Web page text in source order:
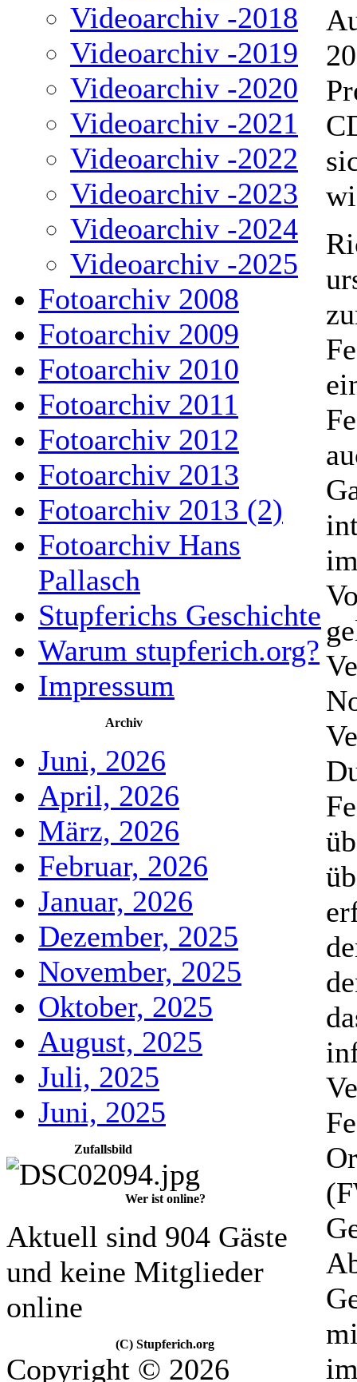
Videoarchiv -2018
Videoarchiv -2019
Videoarchiv -2020
Videoarchiv -2021
Videoarchiv -2022
Videoarchiv -2023
Videoarchiv -2024
Videoarchiv -2025
Fotoarchiv 2008
Fotoarchiv 2009
Fotoarchiv 2010
Fotoarchiv 2011
Fotoarchiv 2012
Fotoarchiv 2013
Fotoarchiv 2013 (2)
Fotoarchiv Hans
Pallasch
Stupferichs Geschichte
Warum stupferich.org?
Impressum
Archiv
Juni, 2026
April, 2026
März, 2026
Februar, 2026
Januar, 2026
Dezember, 2025
November, 2025
Oktober, 2025
August, 2025
Juli, 2025
Juni, 2025
Zufallsbild
Wer ist online?
Aktuell sind 904 Gäste
und keine Mitglieder
online
(C) Stupferich.org
Copyright © 2026